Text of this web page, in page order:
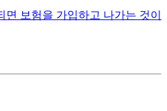
보험을 가입하고 나가는 것이